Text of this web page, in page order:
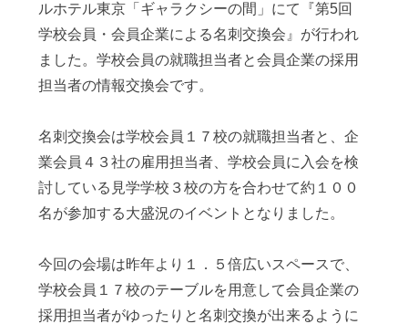
ルホテル東京「ギャラクシーの間」にて『第5回
学校会員・会員企業による名刺交換会』が行われ
ました。学校会員の就職担当者と会員企業の採用
担当者の情報交換会です。
名刺交換会は学校会員１７校の就職担当者と、企
業会員４３社の雇用担当者、学校会員に入会を検
討している見学学校３校の方を合わせて約１００
名が参加する大盛況のイベントとなりました。
今回の会場は昨年より１．５倍広いスペースで、
学校会員１７校のテーブルを用意して会員企業の
採用担当者がゆったりと名刺交換が出来るように